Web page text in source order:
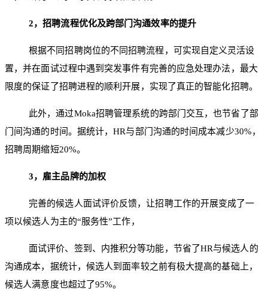
2，招聘流程优化及跨部门沟通效率的提升
根据不同招聘岗位的不同招聘流程，可实现自定义灵活设
置，并在面试过程中遇到突发事件有完善的应急处理办法，最大
限度的保证了招聘进程的顺利开展，实现了真正的智能化招聘。
此外，通过Moka招聘管理系统的跨部门交互，也节省了部
门间沟通的时间。据统计，HR与部门沟通的时间成本减少30%，
招聘周期缩短20%。
3，雇主品牌的加权
完善的候选人面试评价反馈，让招聘工作的开展变成了一
项以候选人为主的“服务性”工作，
面试评价、签到、内推积分等功能，节省了HR与候选人的
沟通成本，据统计，候选人到面率较之前有极大提高的基础上，
候选人满意度也超过了95%。